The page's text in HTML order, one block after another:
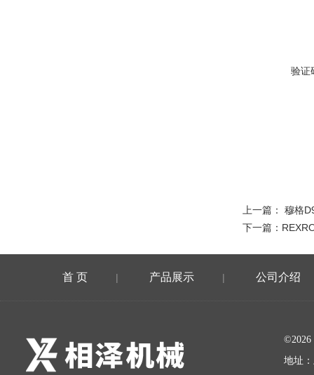
验证
上一篇： 穆格
下一篇：
首 页 | 产品展示 | 公司介绍
地址